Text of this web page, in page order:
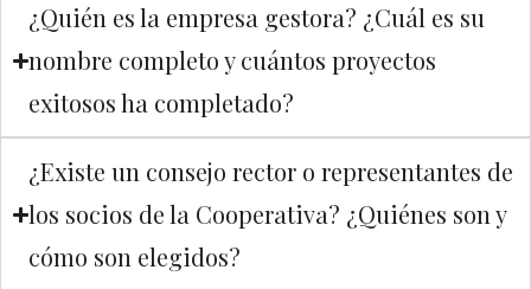
¿Quién es la empresa gestora? ¿Cuál es su
nombre completo y cuántos proyectos
exitosos ha completado?
¿Existe un consejo rector o representantes de
los socios de la Cooperativa? ¿Quiénes son y
cómo son elegidos?